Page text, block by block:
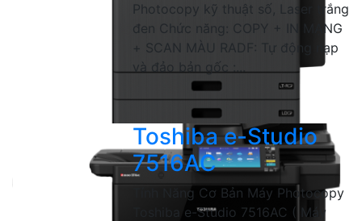
Photocopy kỹ thuật số, Laser trắng
đen Chức năng: COPY + IN MẠNG
+ SCAN MÀU RADF: Tự động nạp
và đảo bản gốc :...
Toshiba e-Studio
7516AC
Tính Năng Cơ Bản Máy Photocopy
Toshiba e-Studio 7516AC ( Máy